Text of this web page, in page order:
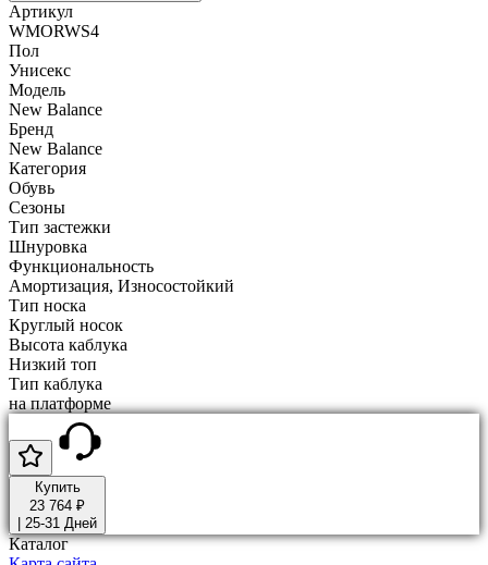
Артикул
WMORWS4
Пол
Унисекс
Модель
New Balance
Бренд
New Balance
Категория
Обувь
Сезоны
Тип застежки
Шнуровка
Функциональность
Амортизация, Износостойкий
Тип носка
Круглый носок
Высота каблука
Низкий топ
Тип каблука
на платформе
Купить
23 764 ₽
25-31 Дней
Каталог